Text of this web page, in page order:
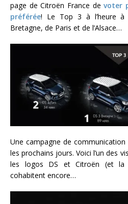
page de Citroën France devoter
préférée! Le Top 3 à l’heure à
Bretagne, de Paris et de l’Alsace…
Une campagne de
les prochains jours. Voici l’un des
les logos DS et Citroën (et la
cohabitent encore…